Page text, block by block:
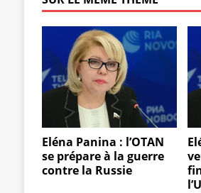
Eléna Panina : l’OTAN
se prépare à la guerre
contre la Russie